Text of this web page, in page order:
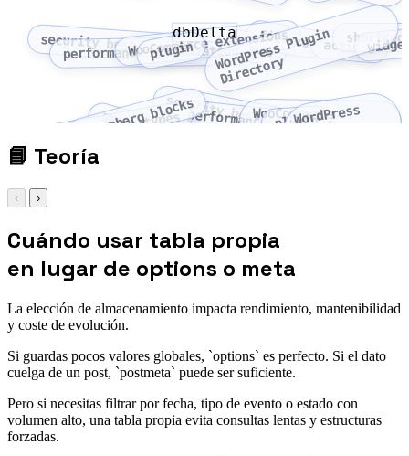
security best practices
performance optimization
WooCommerce extensions
plugin W
o
r
d
P
r
e
s
s
P
l
u
g
i
n
D
i
r
e
c
t
o
r
y
hooksfilters actions
custom post types
Gutenberg blocks
REST API security best practices
performance optimization
WooCommerce
extensions
plugin
WordPress
dbDelta
📘 Teoría
‹ ›
Cuándo usar tabla propia
en lugar de options o meta
La elección de almacenamiento impacta rendimiento, mantenibilidad
y coste de evolución.
Si guardas pocos valores globales, `options` es perfecto. Si el dato
cuelga de un post, `postmeta` puede ser suficiente.
Pero si necesitas filtrar por fecha, tipo de evento o estado con
volumen alto, una tabla propia evita consultas lentas y estructuras
forzadas.